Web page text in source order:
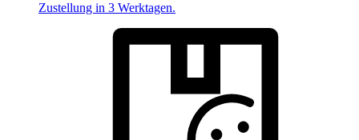
Zustellung in 3 Werktagen.